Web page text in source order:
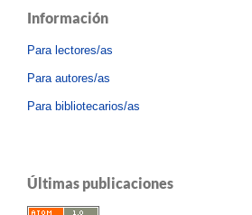
Información
Para lectores/as
Para autores/as
Para bibliotecarios/as
Últimas publicaciones